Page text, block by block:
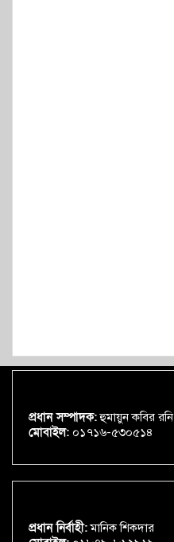
প্রধান সম্পাদক:হুমায়ুন কবির রনি
মোবাইল: ০১৭১৬-৫৩০৫১৪
প্রধান নির্বাহী:মানিক শিকদার